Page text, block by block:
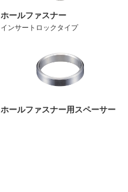
ホールファスナー
インサートロックタイプ
ホールファスナー用スペーサー